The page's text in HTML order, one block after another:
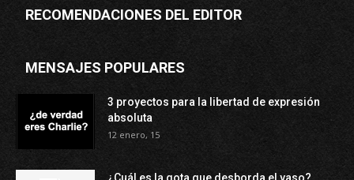
RECOMENDACIONES DEL EDITOR
MENSAJES POPULARES
3 proyectos para la libertad de expresión
absoluta
12 enero, 15
¿Cuál es la gota que desborda el vaso?